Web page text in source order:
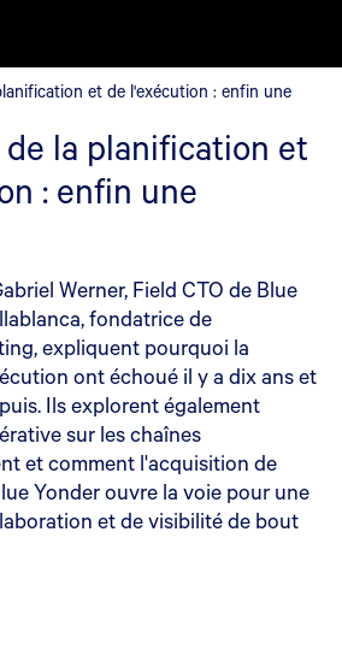
et de l'exécution : enfin une
et de l'exécution : enfin une
la planification et
: enfin une
Werner, Field CTO de Blue
fondatrice de
expliquent pourquoi la
ont échoué il y a dix ans et
Ils explorent également
sur les chaînes
et comment l'acquisition de
Yonder ouvre la voie pour une
et de visibilité de bout